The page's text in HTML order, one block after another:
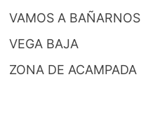
VAMOS A BAÑARNOS
VEGA BAJA
ZONA DE ACAMPADA